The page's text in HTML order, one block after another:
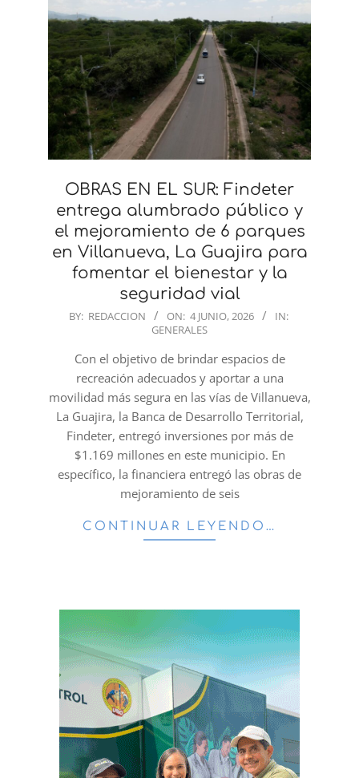
OBRAS EN EL SUR: Findeter
entrega alumbrado público y
el mejoramiento de 6 parques
en Villanueva, La Guajira para
fomentar el bienestar y la
seguridad vial
2026-
BY: REDACCION ON: 4 JUNIO, 2026
IN:
GENERALES
Con el objetivo de brindar espacios de
recreación adecuados y aportar a una
movilidad más segura en las vías de Villanueva,
La Guajira, la Banca de Desarrollo Territorial,
Findeter, entregó inversiones por más de
$1.169 millones en este municipio. En
específico, la financiera entregó las obras de
mejoramiento de seis
CONTINUAR LEYENDO…